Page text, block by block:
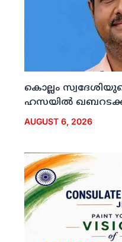
കൊല്ലം
ഹസയില്‍
AUGUST 6, 2026